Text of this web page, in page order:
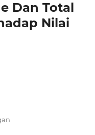
Dan Total
Nilai